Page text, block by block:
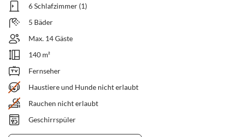
6 Schlafzimmer (1)
5 Bäder
Max. 14 Gäste
140 m²
Fernseher
Haustiere und Hunde nicht erlaubt
Rauchen nicht erlaubt
Geschirrspüler